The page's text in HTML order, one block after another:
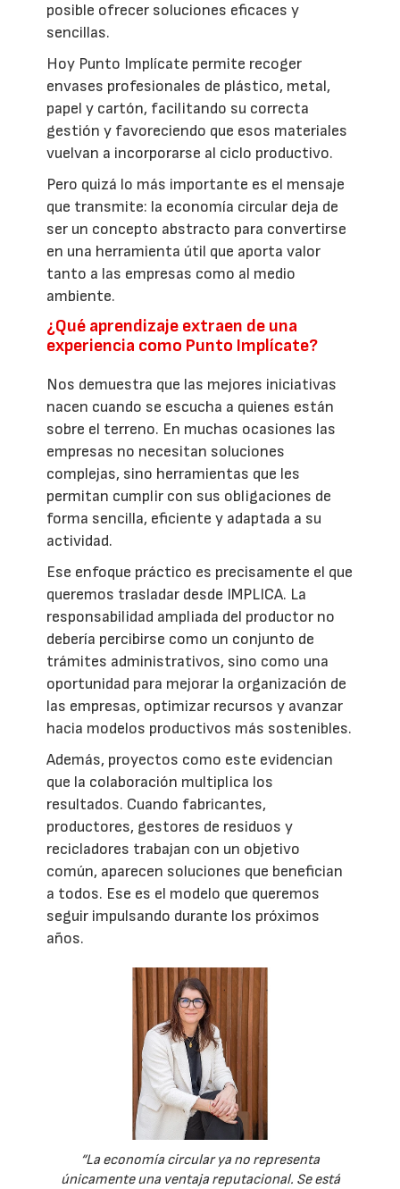
posible ofrecer soluciones eficaces y
sencillas.
Hoy Punto Implícate permite recoger
envases profesionales de plástico, metal,
papel y cartón, facilitando su correcta
gestión y favoreciendo que esos materiales
vuelvan a incorporarse al ciclo productivo.
Pero quizá lo más importante es el mensaje
que transmite: la economía circular deja de
ser un concepto abstracto para convertirse
en una herramienta útil que aporta valor
tanto a las empresas como al medio
ambiente.
¿Qué aprendizaje extraen de una
experiencia como Punto Implícate?
Nos demuestra que las mejores iniciativas
nacen cuando se escucha a quienes están
sobre el terreno. En muchas ocasiones las
empresas no necesitan soluciones
complejas, sino herramientas que les
permitan cumplir con sus obligaciones de
forma sencilla, eficiente y adaptada a su
actividad.
Ese enfoque práctico es precisamente el que
queremos trasladar desde IMPLICA. La
responsabilidad ampliada del productor no
debería percibirse como un conjunto de
trámites administrativos, sino como una
oportunidad para mejorar la organización de
las empresas, optimizar recursos y avanzar
hacia modelos productivos más sostenibles.
Además, proyectos como este evidencian
que la colaboración multiplica los
resultados. Cuando fabricantes,
productores, gestores de residuos y
recicladores trabajan con un objetivo
común, aparecen soluciones que benefician
a todos. Ese es el modelo que queremos
seguir impulsando durante los próximos
años.
“La economía circular ya no representa
únicamente una ventaja reputacional. Se está